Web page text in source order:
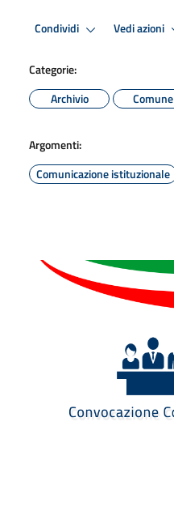
Condividi Vedi azioni
Categorie:
Archivio
Comune
Argomenti:
Comunicazione istituzionale